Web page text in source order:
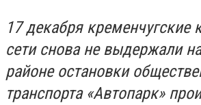
17 декабря кременчугские
сети снова не выдержали
районе остановки
транспорта «Автопарк»